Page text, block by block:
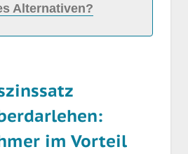
Alternativen?
im Vorteil